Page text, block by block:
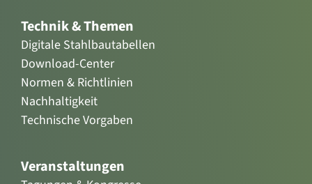
Technik & Themen
Digitale Stahlbautabellen
Download-Center
Normen & Richtlinien
Nachhaltigkeit
Technische Vorgaben
Veranstaltungen